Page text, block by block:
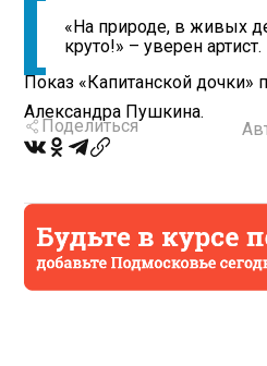
«На природе, в живых
круто!» – уверен артист.
Показ «Капитанской дочки»
Александра Пушкина.
Поделиться